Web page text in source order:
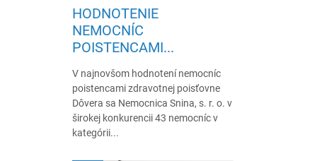
HODNOTENIE
NEMOCNÍC
POISTENCAMI...
V najnovšom hodnotení nemocníc
poistencami zdravotnej poisťovne
Dôvera sa Nemocnica Snina, s. r. o. v
širokej konkurencii 43 nemocníc v
kategórii...